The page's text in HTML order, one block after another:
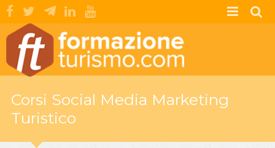
Corsi Social Media Marketing
Turistico